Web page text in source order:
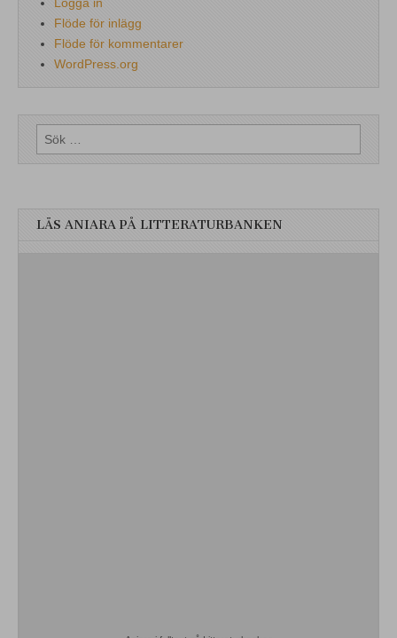
Flöde för inlägg
Flöde för kommentarer
WordPress.org
Sök
efter:
LÄS ANIARA PÅ LITTERATURBANKEN